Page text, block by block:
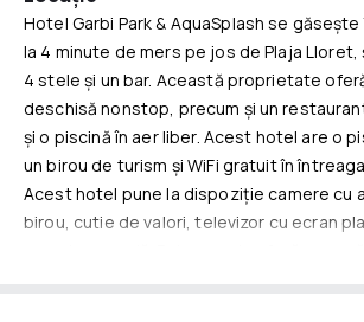
mai tineri oaspeți. Copiii se pot bucura de
de tobogane și piscine, precum și de o sală
tenis de masă și biliard. Familiile vor
spațioase cu balcoane, care asigură un
pentru întreaga familie.
Pentru adulți
Adulții se pot relaxa pe terasa însorită cu
cu gustări. Seara, merită să iei cina la
Hotel Garbi Park & AquaSplash se găsește
la 4 minute de mers pe jos de Plaja
4 stele și un bar. Această proprietate
deschisă nonstop, precum și un
și o piscină în aer liber. Acest hotel are o
un birou de turism și WiFi gratuit în
Acest hotel pune la dispoziție camere cu
birou, cutie de valori, televizor cu ecran